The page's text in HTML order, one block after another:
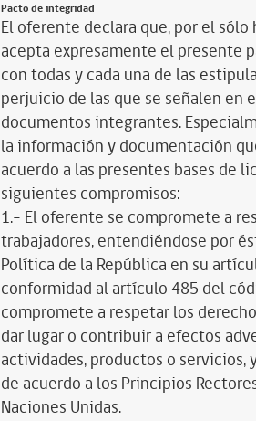
Pacto de integridad
El oferente declara que, por el
acepta expresamente el presente
con todas y cada una de las
perjuicio de las que se señalen en
documentos integrantes.
la información y documentación
acuerdo a las presentes bases de
siguientes compromisos:
1.- El oferente se compromete a
trabajadores, entendiéndose por
Política de la República en su
conformidad al artículo 485 del
compromete a respetar los
dar lugar o contribuir a efectos
actividades, productos o servicios,
de acuerdo a los Principios
Naciones Unidas.